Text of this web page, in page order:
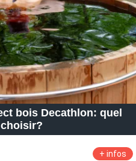
bois Decathlon: quel
+ infos